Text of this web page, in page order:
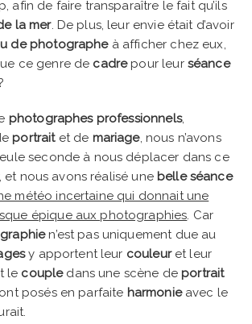
afin de faire transparaître le fait qu’ils
la mer. De plus, leur envie était d’avoir
de photographeà afficher chez eux,
ce genre de cadre pour leur séance
photographes professionnels,
portrait et de mariage, nous n’avons
seconde à nous déplacer dans ce
et nous avons réalisé une belle séance
météo incertaine qui donnait une
épique aux photographies. Car
n’est pas uniquement due au
y apportent leur couleur et leur
le couple dans une scène de portrait
posés en parfaite harmonie avec le